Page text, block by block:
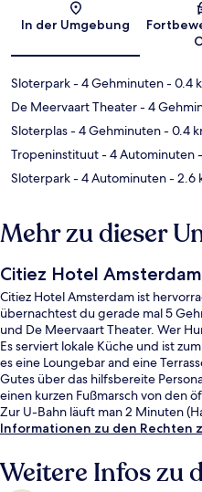
In der Umgebung
Sloterpark- 4 Gehminuten- 0.4
De Meervaart Theater- 4
Sloterplas- 4 Gehminuten- 0.4
Tropeninstituut- 4 Autominuten
Sloterpark- 4 Autominuten- 2.6
Mehr zu dieser
Citiez Hotel Amsterdam
Citiez Hotel Amsterdam ist
übernachtest du gerade mal 5
und De Meervaart Theater. Wer
Es serviert lokale Küche und ist
es eine Loungebar and eine
Gutes über das hilfsbereite
einen kurzen Fußmarsch von den
Zur U-Bahn läuft man 2 Minuten
Minuten (Haltestelle Ruimzicht).
Informationen zu den Rechten
Weitere Infos zu